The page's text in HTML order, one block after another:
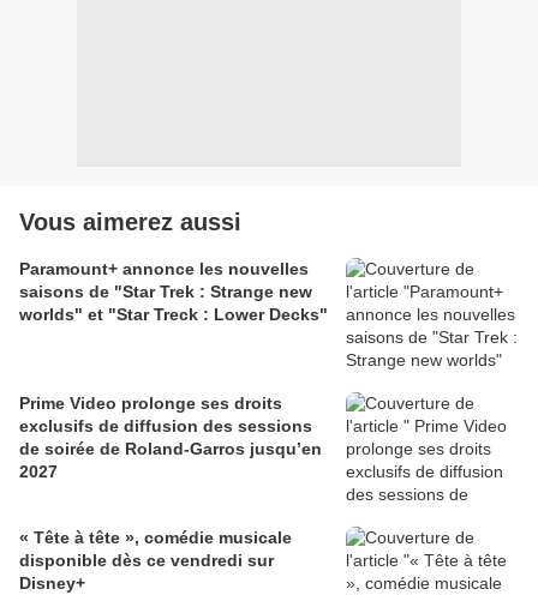
Vous aimerez aussi
Paramount+ annonce les nouvelles
saisons de "Star Trek : Strange new
worlds" et "Star Treck : Lower Decks"
Prime Video prolonge ses droits
exclusifs de diffusion des sessions
de soirée de Roland-Garros jusqu’en
2027
« Tête à tête », comédie musicale
disponible dès ce vendredi sur
Disney+